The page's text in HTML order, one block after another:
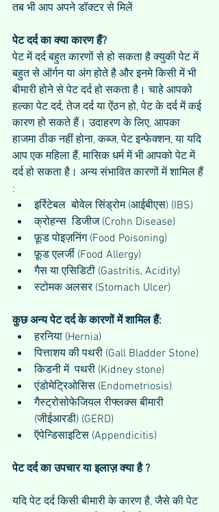
तब भी आप अपने डॉक्टर से मिलें
पेट दर्द का क्या कारण हैं?
पेट में दर्द बहुत कारणों से हो सकता है क्युकी पेट में
बहुत से ऑर्गन या अंग होते है और इनमे किसी में भी
बीमारी होने से पेट दर्द हो सकता है। चाहे आपको
हल्का पेट दर्द, तेज दर्द या ऐंठन हो, पेट के दर्द में कई
कारण हो सकते हैं। उदाहरण के लिए, आपका
हाजमा ठीक नहीं होना, कब्ज, पेट इन्फेक्शन, या यदि
आप एक महिला हैं, मासिक धर्म में भी आपको पेट में
दर्द हो सकता है। अन्य संभावित कारणों में शामिल हैं
:
इर्रिटेबल  बोवेल सिंड्रोम (आईबीएस) (IBS)
क्रोहन्स  डिजीज (Crohn Disease)
फ़ूड पोइज़निंग (Food Poisoning)
फ़ूड एलर्जी (Food Allergy)
गैस या एसिडिटी (Gastritis, Acidity)
स्टोमक अलसर (Stomach Ulcer)
कुछ अन्य पेट दर्द के कारणों में शामिल हैं:
हरनिया (Hernia)
पित्ताशय की पथरी (Gall Bladder Stone)
किडनी में  पथरी (Kidney stone)
एंडोमेट्रिओसिस (Endometriosis)
गैस्ट्रोसोफेजियल रीफ्लक्स बीमारी
(जीईआरडी) (GERD)
ऍपेन्डिसाइटिस (Appendicitis)
पेट दर्द का उपचार या इलाज़ क्या है ?
यदि पेट दर्द किसी बीमारी के कारण है, जैसे की पेट